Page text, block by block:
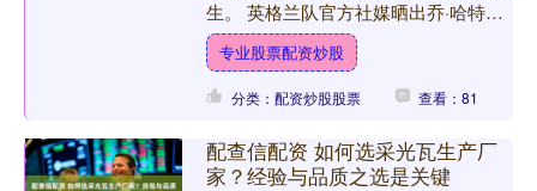
生。 英格兰队官方社媒晒出乔·哈特效
力时期的照片，配文：“祝前三狮军团
门将乔·哈特生日....
专业股票配资炒股
分类：配资炒股股票 查看：81
配查信配资 如何选采光瓦生产厂
家？经验与品质之选是关键